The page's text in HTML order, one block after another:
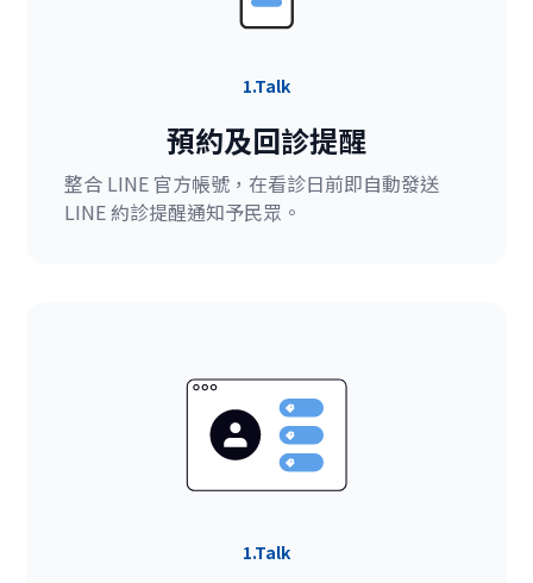
1.Talk
預約及回診提醒
整合 LINE 官方帳號，在看診日前即自動發送
LINE 約診提醒通知予民眾。
1.Talk